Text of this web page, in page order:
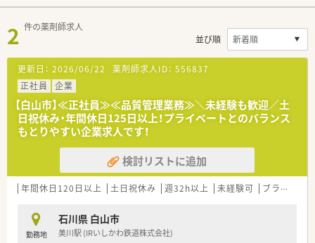
2 件の薬剤師求人
並び順
更新日： 2026/06/22 薬剤師求人ID： 556837
正社員
企業
【白山市】≪正社員≫≪品質管理業務≫＼未経験も歓迎／土
日祝休み・年間休日125日以上！プライベートとのバランス
もとりやすい企業求人です！
検討リストに追加
年間休日120日以上 土日祝休み 週32h以上 未経験可 ブランク可
勤務地
石川県 白山市
美川駅 (IRいしかわ鉄道株式会社)